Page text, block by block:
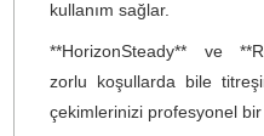
yakalamaya hazır
kalitesinde **8K
ultra kompakt ve
olduğu çift lens